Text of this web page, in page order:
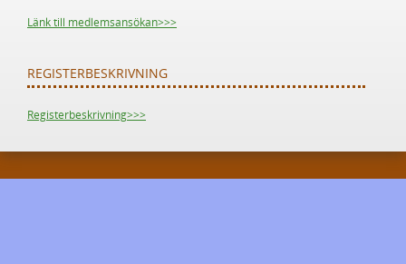
Länk till medlemsansökan>>>
REGISTERBESKRIVNING
Registerbeskrivning>>>